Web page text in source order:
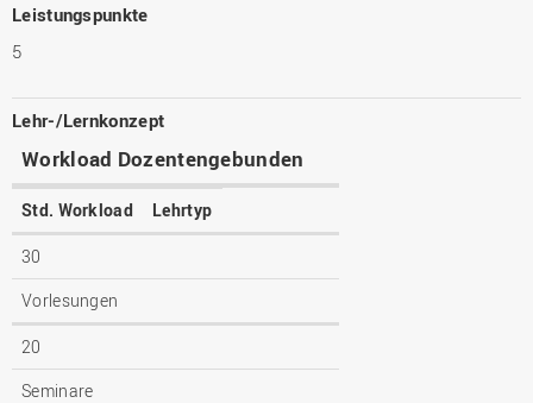
Leistungspunkte
5
Lehr-/Lernkonzept
Workload Dozentengebunden
Std. Workload Lehrtyp
30
Vorlesungen
20
Seminare